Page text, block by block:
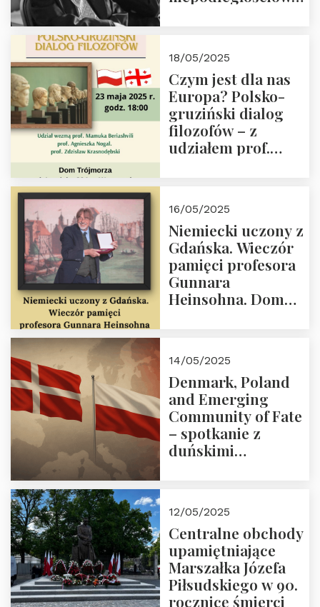
społeczny, członek
Kapituły Nagrody
im. Prezydenta
Lecha
Kaczyńskiego.
Wielki autorytet.
18/05/2025
Czym jest dla nas
Europa? Polsko-
gruziński dialog
filozofów – z
udziałem prof.
Dom Trójmorza 23
maja 2025 r. godz.
18:00.
16/05/2025
Niemiecki uczony z
Gdańska. Wieczór
pamięci profesora
Gunnara
Heinsohna. Dom
14/05/2025
Denmark, Poland
and Emerging
Community of Fate
– spotkanie z
duńskimi
12/05/2025
Centralne obchody
upamiętniające
Marszałka Józefa
Piłsudskiego w 90.
rocznicę śmierci